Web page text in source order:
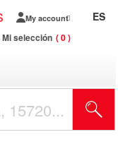
My account
Mi selección 0
ES